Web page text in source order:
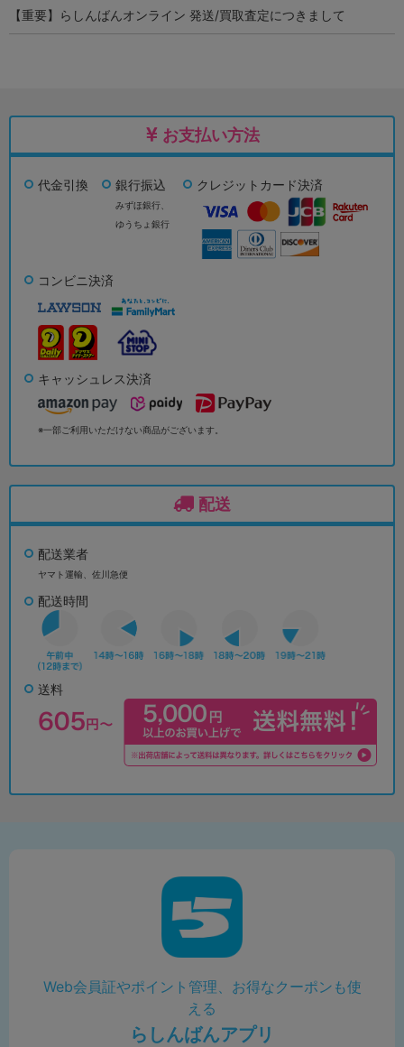
【重要】らしんばんオンライン 発送/買取査定につきまして
お支払い方法
代金引換 銀行振込
みずほ銀行、
ゆうちょ銀行
クレジットカード決済
コンビニ決済
キャッシュレス決済
※一部ご利用いただけない商品がございます。
配送
配送業者
ヤマト運輸、佐川急便
配送時間
送料
Web会員証やポイント管理、お得なクーポンも使
える
らしんばんアプリ